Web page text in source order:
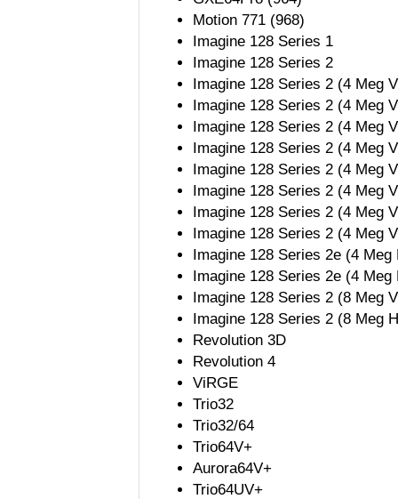
Motion 771 (968)
Imagine 128 Series 1
Imagine 128 Series 2
Imagine 128 Series 2 (4 Meg
Imagine 128 Series 2 (4 Meg
Imagine 128 Series 2 (4 Meg
Imagine 128 Series 2 (4 Meg
Imagine 128 Series 2 (4 Meg
Imagine 128 Series 2 (4 Meg
Imagine 128 Series 2 (4 Meg
Imagine 128 Series 2 (4 Meg
Imagine 128 Series 2e (4 Meg
Imagine 128 Series 2e (4 Meg
Imagine 128 Series 2 (8 Meg
Imagine 128 Series 2 (8 Meg
Revolution 3D
Revolution 4
ViRGE
Trio32
Trio32/64
Trio64V+
Aurora64V+
Trio64UV+